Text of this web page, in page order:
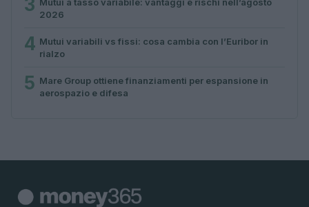
3 2026
4 Mutui variabili vs fissi: cosa cambia con l’Euribor in
rialzo
5 Mare Group ottiene finanziamenti per espansione in
aerospazio e difesa